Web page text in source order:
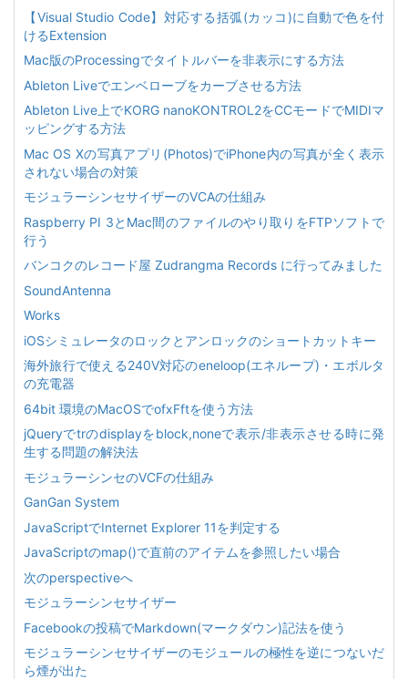
【Visual Studio Code】対応する括弧(カッコ)に自動で色を付
けるExtension
Mac版のProcessingでタイトルバーを非表示にする方法
Ableton Liveでエンベローブをカーブさせる方法
Ableton Live上でKORG nanoKONTROL2をCCモードでMIDIマ
ッピングする方法
Mac OS Xの写真アプリ(Photos)でiPhone内の写真が全く表示
されない場合の対策
モジュラーシンセサイザーのVCAの仕組み
Raspberry PI 3とMac間のファイルのやり取りをFTPソフトで
行う
バンコクのレコード屋 Zudrangma Records に行ってみました
SoundAntenna
Works
iOSシミュレータのロックとアンロックのショートカットキー
海外旅行で使える240V対応のeneloop(エネループ)・エボルタ
の充電器
64bit 環境のMacOSでofxFftを使う方法
jQueryでtrのdisplayをblock,noneで表示/非表示させる時に発
生する問題の解決法
モジュラーシンセのVCFの仕組み
GanGan System
JavaScriptでInternet Explorer 11を判定する
JavaScriptのmap()で直前のアイテムを参照したい場合
次のperspectiveへ
モジュラーシンセサイザー
Facebookの投稿でMarkdown(マークダウン)記法を使う
モジュラーシンセサイザーのモジュールの極性を逆につないだ
ら煙が出た